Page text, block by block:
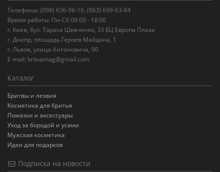
Телефоны: (098) 636-96-16, (063) 699-63-84
Время работы: Пн-Сб 09:00 - 18:00
г. Киев, бул. Тараса Шевченко, 33 БЦ Европа Плаза
г. Днепр, площадь Героев Майдана, 1
г. Львов, улица Антоновича, 90
E-mail: britvamag@gmail.com
Каталог
Бритвы и лезвия
Косметика для бритья
Помазки и аксессуары
Уход за бородой и усами
Мужская косметика
Идеи для подарков
Подписка на новости